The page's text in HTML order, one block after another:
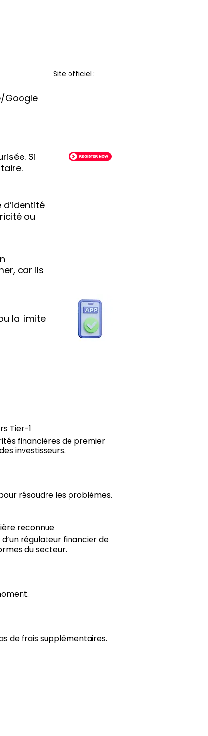
Google
Si
ou
car ils
la limite
Site officiel :
Tier-1
financières de premier
investisseurs.
résoudre les problèmes.
reconnue
régulateur financier de
du secteur.
de frais supplémentaires.